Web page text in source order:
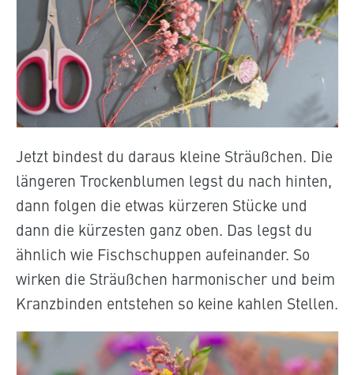
Jetzt bindest du daraus kleine Sträußchen. Die
längeren Trockenblumen legst du nach hinten,
dann folgen die etwas kürzeren Stücke und
dann die kürzesten ganz oben. Das legst du
ähnlich wie Fischschuppen aufeinander. So
wirken die Sträußchen harmonischer und beim
Kranzbinden entstehen so keine kahlen Stellen.